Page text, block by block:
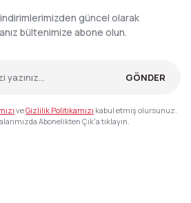
indirimlerimizden güncel olarak
bültenimize abone olun.
GÖNDER
veGizlilik Politikamızı kabul etmiş olursunuz.
Abonelikten Çık'a tıklayın.